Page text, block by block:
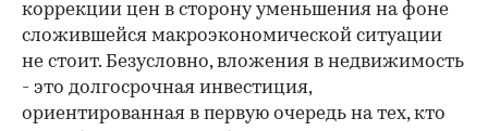
коррекции цен в сторону уменьшения на фоне
сложившейся макроэкономической ситуации
не стоит. Безусловно, вложения в недвижимость
- это долгосрочная инвестиция,
ориентированная в первую очередь на тех, кто